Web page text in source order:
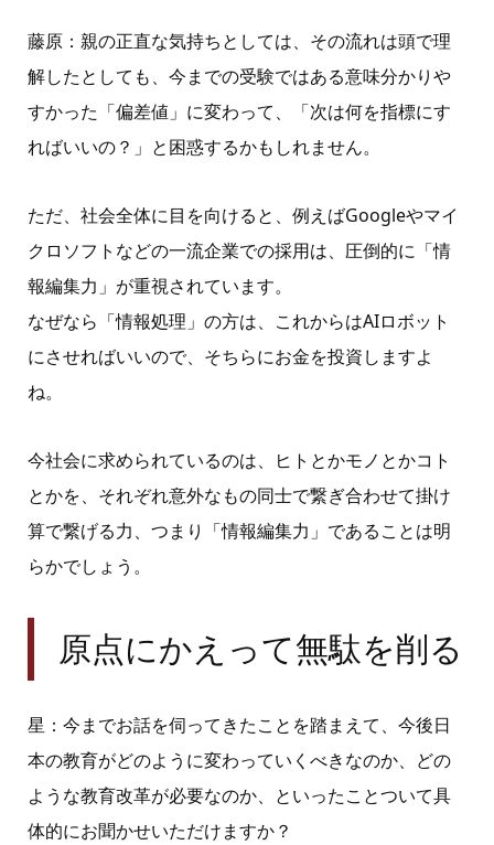
藤原：親の正直な気持ちとしては、その流れは頭で理
解したとしても、今までの受験ではある意味分かりや
すかった「偏差値」に変わって、「次は何を指標にす
ればいいの？」と困惑するかもしれません。
ただ、社会全体に目を向けると、例えばGoogleやマイ
クロソフトなどの一流企業での採用は、圧倒的に「情
報編集力」が重視されています。
なぜなら「情報処理」の方は、これからはAIロボット
にさせればいいので、そちらにお金を投資しますよ
ね。
今社会に求められているのは、ヒトとかモノとかコト
とかを、それぞれ意外なもの同士で繋ぎ合わせて掛け
算で繋げる力、つまり「情報編集力」であることは明
らかでしょう。
原点にかえって無駄を削る
星：今までお話を伺ってきたことを踏まえて、今後日
本の教育がどのように変わっていくべきなのか、どの
ような教育改革が必要なのか、といったことついて具
体的にお聞かせいただけますか？